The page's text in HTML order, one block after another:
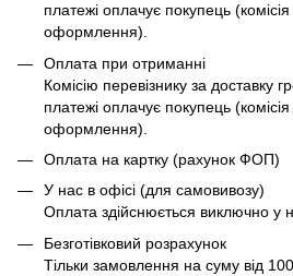
платежі оплачує покупець
оформлення).
Оплата при отриманні
Комісію перевізнику за доставку
платежі оплачує покупець
оформлення).
Оплата на картку (рахунок ФОП)
У нас в офісі (для самовивозу)
Оплата здійснюється виключно у
Безготівковий розрахунок
Тільки замовлення на суму від